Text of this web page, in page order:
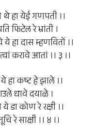
हा येई गणपती ।।
फिटेल रे भ्रांती ।
हा दास म्हणवितों ।।
करावे आतां ।। ३ ।।
हा कष्ट हे झाले ।।
धावे दयाळे ।
डा कोण रे रक्षी ।।
रे साक्षी ।। ४ ।।